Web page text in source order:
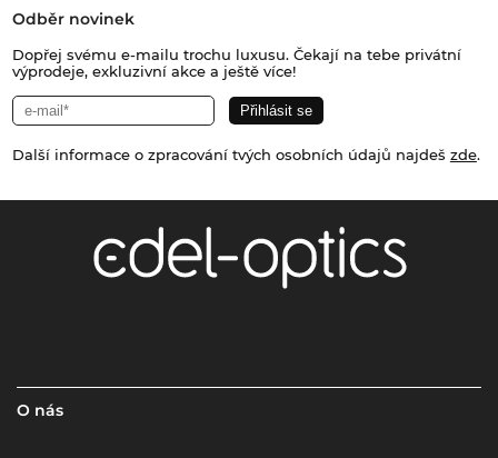
Odběr novinek
Dopřej svému e-mailu trochu luxusu. Čekají na tebe privátní
výprodeje, exkluzivní akce a ještě více!
Další informace o zpracování tvých osobních údajů najdeš zde.
O nás